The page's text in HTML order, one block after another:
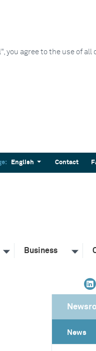
agree to the use of all
English Contact
Business
News